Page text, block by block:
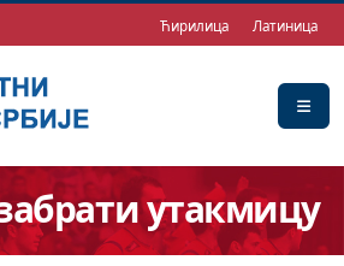
Ћирилица Латиница
утакмицу